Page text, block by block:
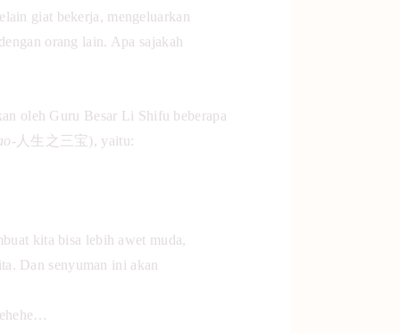
giat bekerja, mengeluarkan
orang lain. Apa sajakah
oleh Guru Besar Li Shifu beberapa
-人生之三宝), yaitu:
kita bisa lebih awet muda,
Dan senyuman ini akan